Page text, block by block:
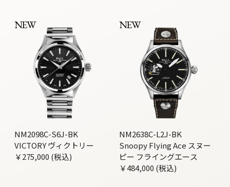
NEW
NM2098C-S6J-BK
VICTORY ヴィクトリー
￥275,000 (税込)
NEW
NM2638C-L2J-BK
Snoopy Flying Ace スヌー
ピー フライングエース
￥484,000 (税込)